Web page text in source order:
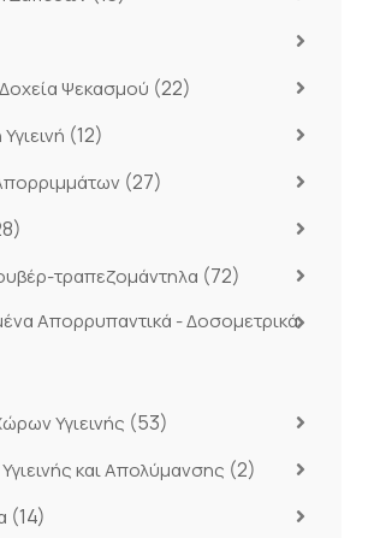
Ψεκασμού (22)
(12)
(27)
τραπεζομάντηλα (72)
Απορρυπαντικά - Δοσομετρικά
Υγιεινής (53)
και Απολύμανσης (2)
(14)